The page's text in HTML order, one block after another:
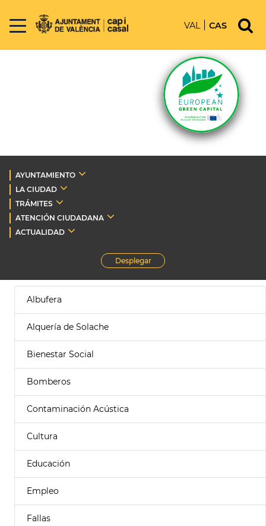
VAL CAS
AYUNTAMIENTO
LA CIUDAD
TRÁMITES
ATENCIÓN CIUDADANA
ACTUALIDAD
Desplegar
Albufera
Alquería de Solache
Bienestar Social
Bomberos
Contaminación Acústica
Cultura
Educación
Empleo
Fallas